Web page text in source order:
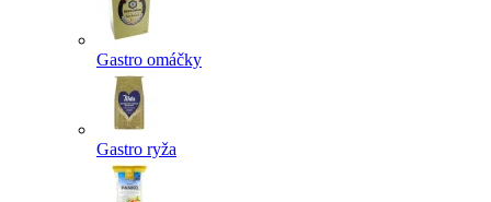
Gastro omáčky
Gastro ryža